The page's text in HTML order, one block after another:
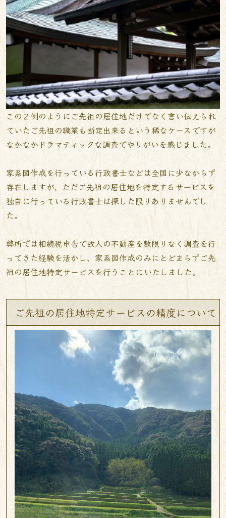
この２例のようにご先祖の居住地だけでなく言い伝えられ
ていたご先祖の職業も断定出来るという稀なケースですが
なかなかドラマティックな調査でやりがいを感じました。
家系図作成を行っている行政書士などは全国に少なからず
存在しますが、ただご先祖の居住地を特定するサービスを
独自に行っている行政書士は探した限りありませんでし
た。
弊所では相続税申告で故人の不動産を数限りなく調査を行
ってきた経験を活かし、家系図作成のみにとどまらずご先
祖の居住地特定サービスを行うことにいたしました。
ご先祖の居住地特定サービスの精度について